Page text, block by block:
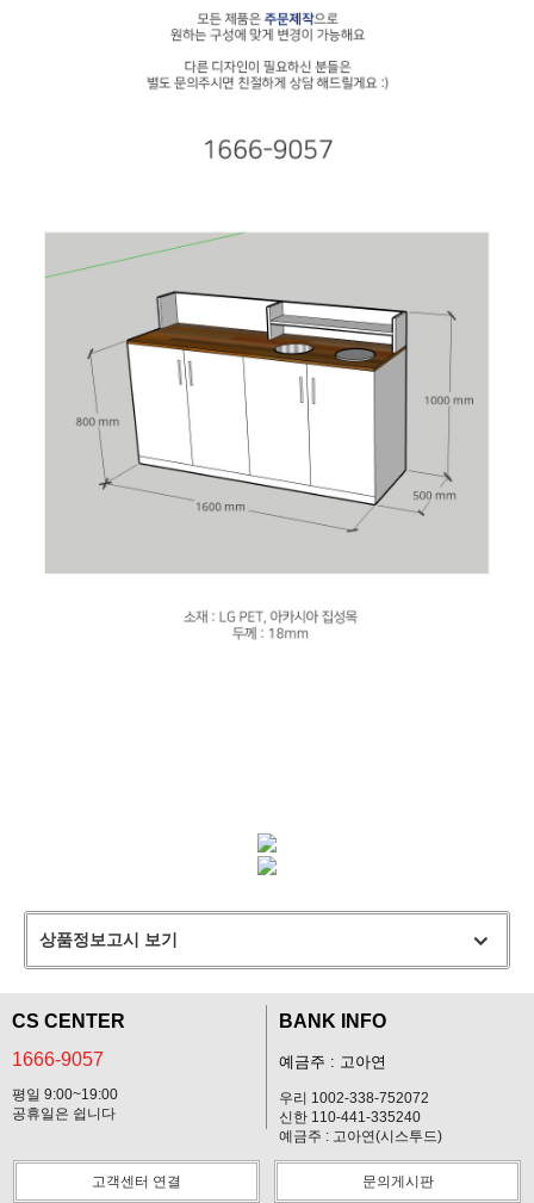
상품정보고시 보기
CS CENTER
1666-9057
평일 9:00~19:00
공휴일은 쉽니다
BANK INFO
예금주 : 고아연
우리 1002-338-752072
신한 110-441-335240
예금주 : 고아연(시스투드)
고객센터 연결 문의게시판